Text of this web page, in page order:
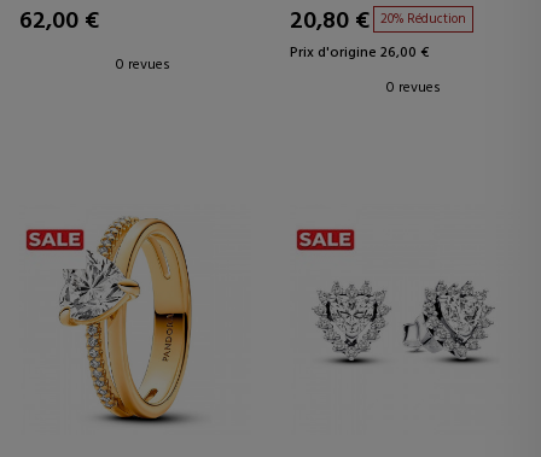
62,00 €
0 revues
20,80 € 20% Réduction
Prix d'origine 26,00 €
0 revues